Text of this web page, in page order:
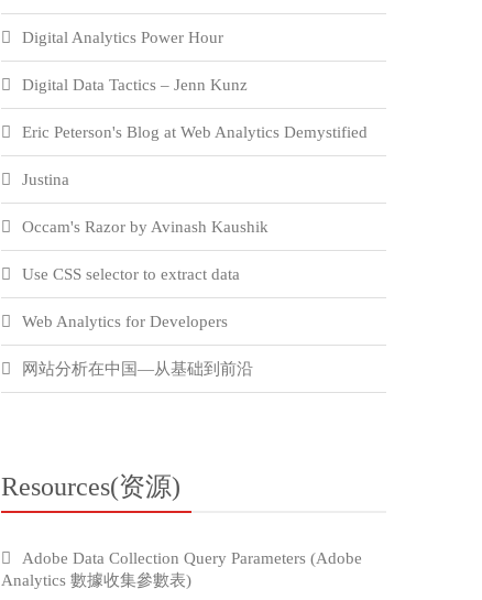
Digital Analytics Power Hour
Digital Data Tactics – Jenn Kunz
Eric Peterson's Blog at Web Analytics Demystified
Justina
Occam's Razor by Avinash Kaushik
Use CSS selector to extract data
Web Analytics for Developers
网站分析在中国—从基础到前沿
Resources(资源)
Adobe Data Collection Query Parameters (Adobe
Analytics 數據收集參數表)